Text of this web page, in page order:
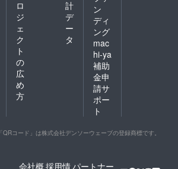
ロ
ジ
ェ
ク
ト
の
広
め
方
計
デ
ー
タ
ン
ディ
ング
mac
hi-ya
補助
金申
請サ
ポー
ト
「QRコード」は株式会社デンソーウェーブの登録商標です。
会社概採用情パートナー